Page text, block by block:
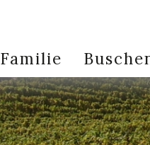
Familie